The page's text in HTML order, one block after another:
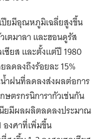
ปียมีอุณหภูมิเฉลี่ยสูงขึ้น
เตมาลา และฮอนดูรัส
ซียส และตั้งแต่ปี 1980
ดลงถึงร้อยละ 15%
ำฝนที่ลดลงส่งผลต่อการ
ตรกรนิการากัวเช่นกัน
นียมีผลผลิตลดลงประมาณ
องศาที่เพิ่มขึ้น